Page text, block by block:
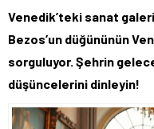
Bir Tercih Değil,
Venedik’teki sanat
Bezos’un düğününün
sorguluyor. Şehrin
düşüncelerini dinleyin!